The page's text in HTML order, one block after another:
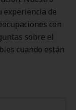
experiencia de
con
sobre el
cuando están